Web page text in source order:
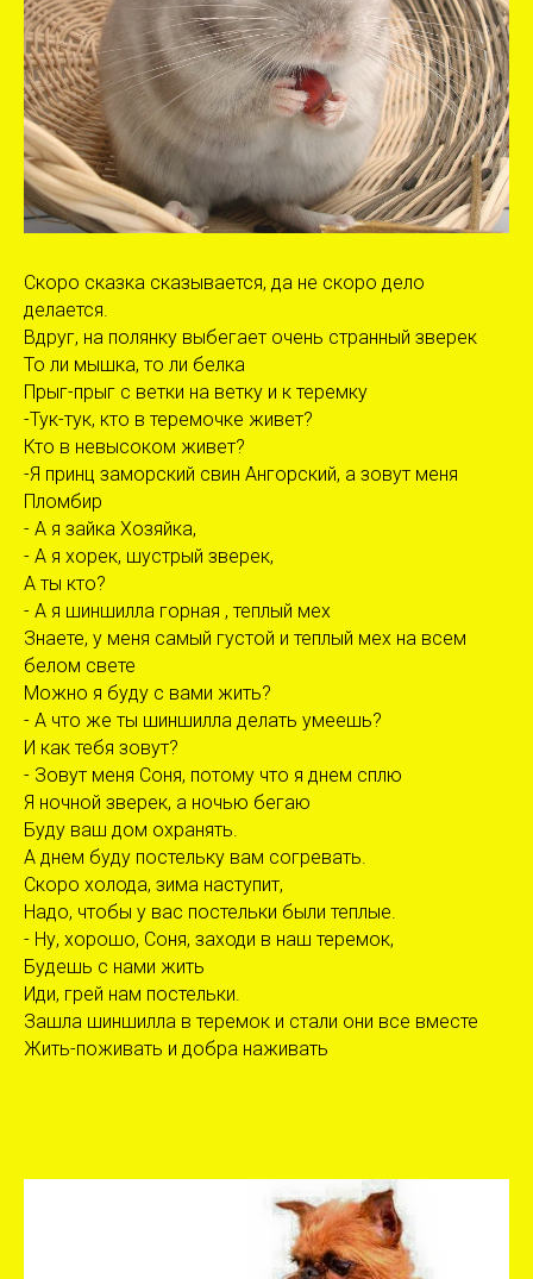
Скоро сказка сказывается, да не скоро дело
делается.
Вдруг, на полянку выбегает очень странный зверек
То ли мышка, то ли белка
Прыг-прыг с ветки на ветку и к теремку
-Тук-тук, кто в теремочке живет?
Кто в невысоком живет?
-Я принц заморский свин Ангорский, а зовут меня
Пломбир
- А я зайка Хозяйка,
- А я хорек, шустрый зверек,
А ты кто?
- А я шиншилла горная , теплый мех
Знаете, у меня самый густой и теплый мех на всем
белом свете
Можно я буду с вами жить?
- А что же ты шиншилла делать умеешь?
И как тебя зовут?
- Зовут меня Соня, потому что я днем сплю
Я ночной зверек, а ночью бегаю
Буду ваш дом охранять.
А днем буду постельку вам согревать.
Скоро холода, зима наступит,
Надо, чтобы у вас постельки были теплые.
- Ну, хорошо, Соня, заходи в наш теремок,
Будешь с нами жить
Иди, грей нам постельки.
Зашла шиншилла в теремок и стали они все вместе
Жить-поживать и добра наживать